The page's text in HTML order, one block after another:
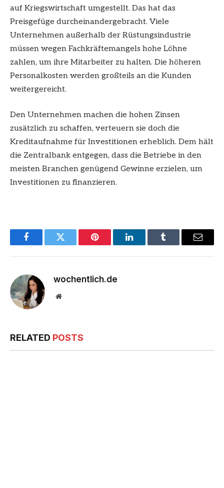
auf Kriegswirtschaft umgestellt. Das hat das
Preisgefüge durcheinandergebracht. Viele
Unternehmen außerhalb der Rüstungsindustrie
müssen wegen Fachkräftemangels hohe Löhne
zahlen, um ihre Mitarbeiter zu halten. Die höheren
Personalkosten werden großteils an die Kunden
weitergereicht.
Den Unternehmen machen die hohen Zinsen
zusätzlich zu schaffen, verteuern sie doch die
Kreditaufnahme für Investitionen erheblich. Dem hält
die Zentralbank entgegen, dass die Betriebe in den
meisten Branchen genügend Gewinne erzielen, um
Investitionen zu finanzieren.
FacebookTwitter Pinterest LinkedInTumblr Email
wochentlich.de
Website
RELATED POSTS